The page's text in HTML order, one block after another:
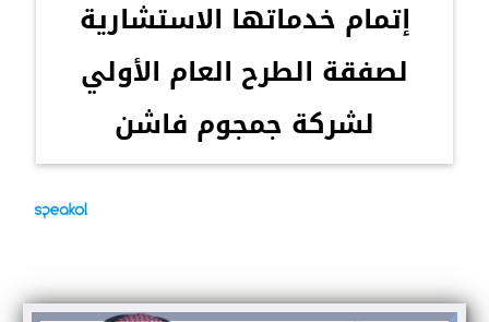
إتمام خدماتها الاستشارية
لصفقة الطرح العام الأولي
لشركة جمجوم فاشن